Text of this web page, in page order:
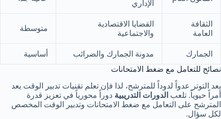
الإداري
الثقافة
العامة
القضايا الاقتصادية
والاجتماعية
متوسطة
الجمارك مدونة الجمارك والضرائب
أساسية
نصائح للتعامل مع ضغط الامتحانات
يعد التوتر عدواً لدوداً للمترشح، لذا فإن تعلم تقنيات تدبير الوقت يعد
أمراً حيوياً. تلعب الدورات التدريبية دوراً محورياً في تعزيز قدرة
المترشح على التعامل مع ضغط الامتحانات وتدبير الوقت المخصص
لكل سؤال.